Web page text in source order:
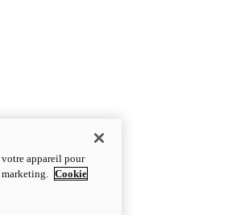
appareil pour
Cookie